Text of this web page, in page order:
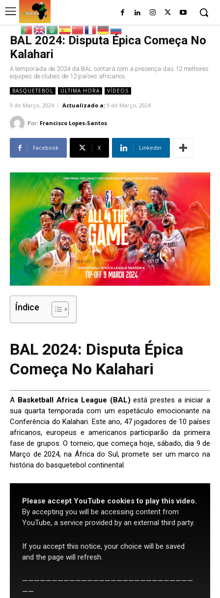
BAL 2024: Disputa Épica Começa No
Kalahari
A temporada de 2024 da BAL contará com a presença das 12 melhores
equipes de clubes de 12 países africanos.
BASQUETEBOL ÚLTIMA HORA VÍDEOS
9 de Março, 2024 Actualizado a: 9 de Março, 2024
Por: Francisco Lopes-Santos
Facebook X Linkedin
Índice
BAL 2024: Disputa Épica
Começa No Kalahari
A Basketball Africa League (BAL) está prestes a iniciar a
sua quarta temporada com um espetáculo emocionante na
Conferência do Kalahari. Este ano, 47 jogadores de 10 países
africanos, europeus e americanos participarão da primeira
fase de grupos. O torneio, que começa hoje, sábado, dia 9 de
Março de 2024, na África do Sul, promete ser um marco na
história do basquetebol continental.
Please accept YouTube cookies to play this video.
By accepting you will be accessing content from
YouTube, a service provided by an external third party.
If you accept this notice, your choice will be saved
and the page will refresh.
—————————————————————————————
——